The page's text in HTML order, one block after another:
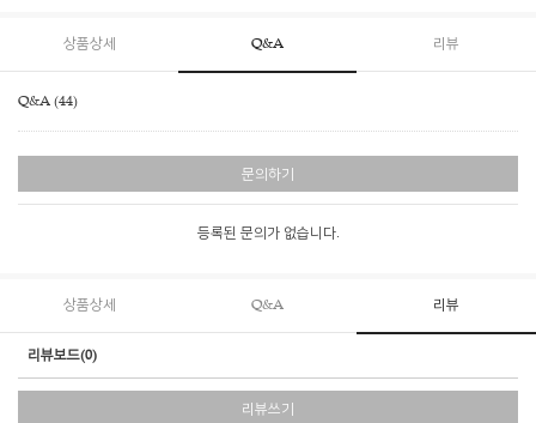
상품상세 Q&A 리뷰
Q&A (44)
문의하기
등록된 문의가 없습니다.
상품상세 Q&A 리뷰
리뷰보드(0)
리뷰쓰기